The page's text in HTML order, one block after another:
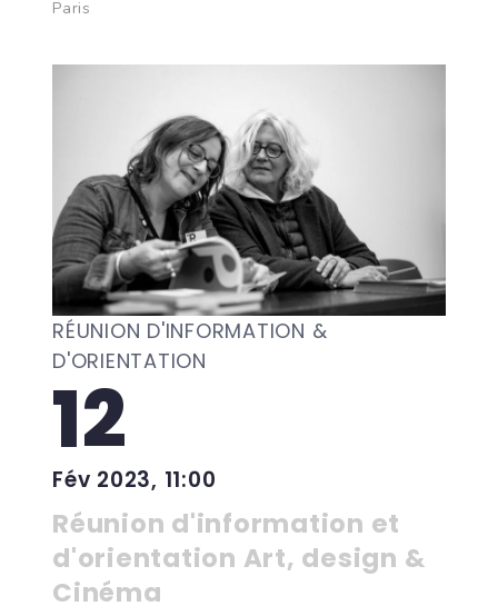
Paris
RÉUNION D'INFORMATION &
D'ORIENTATION
12
Fév 2023, 11:00
Réunion d'information et
d'orientation Art, design &
Cinéma